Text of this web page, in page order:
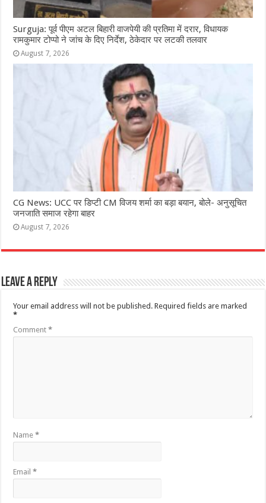
Surguja: पूर्व पीएम अटल बिहारी वाजपेयी की प्रतिमा में दरार, विधायक
रामकुमार टोप्पो ने जांच के दिए निर्देश, ठेकेदार पर लटकी तलवार
August 7, 2026
CG News: UCC पर डिप्टी CM विजय शर्मा का बड़ा बयान, बोले- अनुसूचित
जनजाति समाज रहेगा बाहर
August 7, 2026
Leave a Reply
Your email address will not be published. Required fields are marked
*
Comment*
Name*
Email*